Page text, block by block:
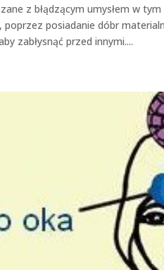
z błądzącym umysłem w
posiadanie dóbr
zabłysnąć przed innymi....